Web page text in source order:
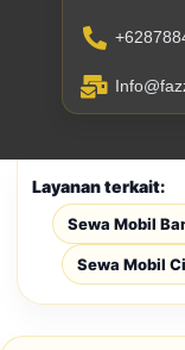
buruk
cocok.
4.
Layanan terkait:
Sewa Mobil
Sewa Mobil